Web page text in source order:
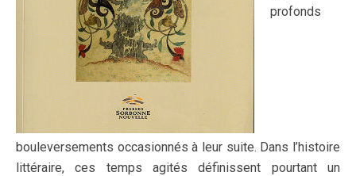
profonds
bouleversements occasionnés à leur suite. Dans l’histoire
littéraire, ces temps agités définissent pourtant un